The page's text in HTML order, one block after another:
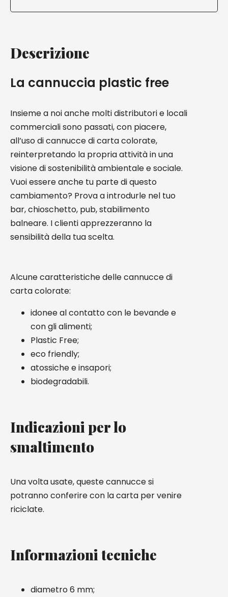
Descrizione
La cannuccia plastic free
Insieme a noi anche molti distributori e locali
commerciali sono passati, con piacere,
all’uso di cannucce di carta colorate,
reinterpretando la propria attività in una
visione di sostenibilità ambientale e sociale.
Vuoi essere anche tu parte di questo
cambiamento? Prova a introdurle nel tuo
bar, chioschetto, pub, stabilimento
balneare. I clienti apprezzeranno la
sensibilità della tua scelta.
Alcune caratteristiche delle cannucce di
carta colorate:
idonee al contatto con le bevande e
con gli alimenti;
Plastic Free;
eco friendly;
atossiche e insapori;
biodegradabili.
Indicazioni per lo
smaltimento
Una volta usate, queste cannucce si
potranno conferire con la carta per venire
riciclate.
Informazioni tecniche
diametro 6 mm;